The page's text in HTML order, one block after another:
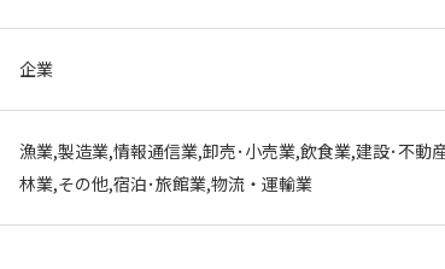
企業
漁業,製造業,情報通信業,卸売･小売業,飲食業,建設･不動
林業,その他,宿泊･旅館業,物流・運輸業